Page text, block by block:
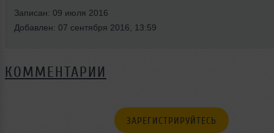
Записан: 09 июля 2016
Добавлен: 07 сентября 2016, 13:59
КОММЕНТАРИИ
ЗАРЕГИСТРИРУЙТЕСЬ